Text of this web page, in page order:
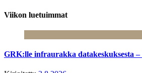
Viikon luetuimmat
GRK:lle infraurakka datakeskuksesta –